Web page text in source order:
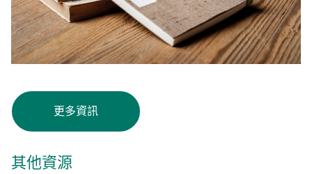
更多資訊
其他資源